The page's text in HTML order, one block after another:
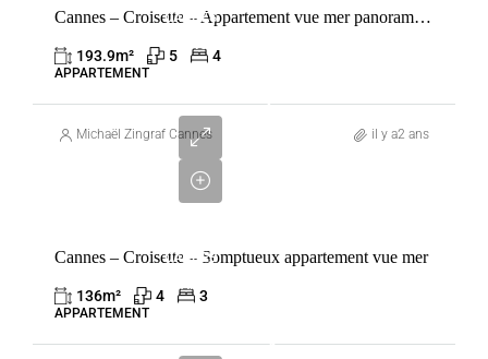
CANNES
FRANCE
Cannes – Croisette – Appartement vue mer panoramique
193.9m² 5 4
APPARTEMENT
Michaël Zingraf Cannes il y a2 ans
CANNES
FRANCE
6
Cannes – Croisette – Somptueux appartement vue mer
136m² 4 3
APPARTEMENT
4